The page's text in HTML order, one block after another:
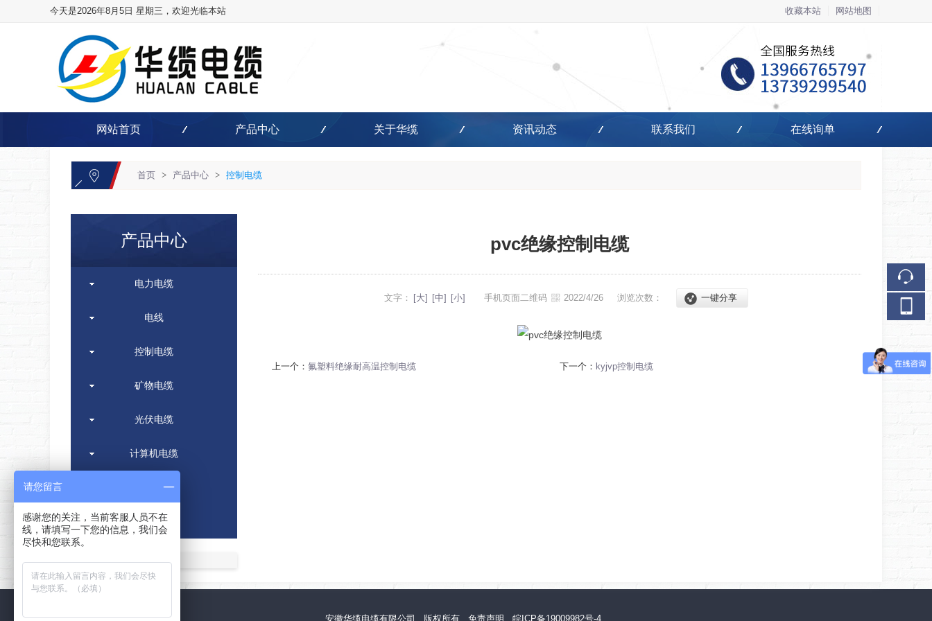
今天是2026年8月5日 星期三，欢迎光临本站 收藏本站 网站地图
网站首页 产品中心 关于华缆 资讯动态 联系我们 在线询单
首页 > 产品中心 > 控制电缆
产品中心
电力电缆
电线
控制电缆
矿物电缆
光伏电缆
计算机电缆
高压电缆
特种电缆
pvc绝缘控制电缆
文字： [大] [中] [小] 手机页面二维码 2022/4/26 浏览次数： 一键分享
上一个： 氟塑料绝缘耐高温控制电缆 下一个： kyjvp控制电缆
安徽华缆电缆有限公司 版权所有 免责声明 皖ICP备19009982号-4
请您留言
感谢您的关注，当前客服人员不在
线，请填写一下您的信息，我们会
尽快和您联系。